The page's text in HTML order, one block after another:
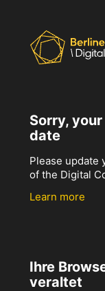
Sorry,
date
Please update
of the Digital
Learn more
Ihre
veraltet